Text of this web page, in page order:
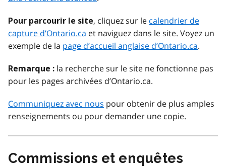
Pour parcourir le site, cliquez sur le calendrier de
capture d’Ontario.ca et naviguez dans le site. Voyez un
exemple de la page d’accueil anglaise d’Ontario.ca.
Remarque : la recherche sur le site ne fonctionne pas
pour les pages archivées d’Ontario.ca.
Communiquez avec nous pour obtenir de plus amples
renseignements ou pour demander une copie.
Commissions et enquêtes